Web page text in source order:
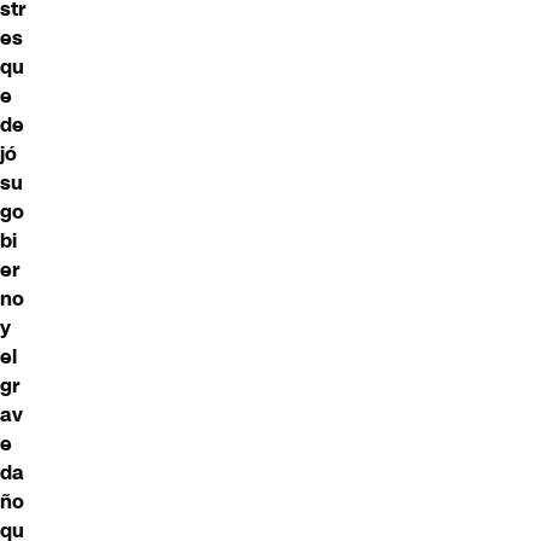
str
es
qu
e
de
jó
su
go
bi
er
no
y
el
gr
av
e
da
ño
qu